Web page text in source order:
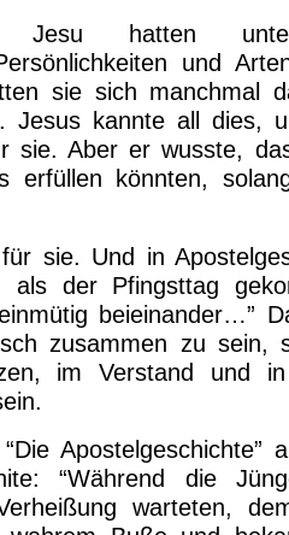
hatten
und
sie sich manchmal
Jesus kannte all dies,
sie. Aber er wusste,
erfüllen könnten,
sie. Und in
als der Pfingsttag
beieinander…”
zusammen zu sein,
im Verstand und
Apostelgeschichte”
“Während die
warteten,